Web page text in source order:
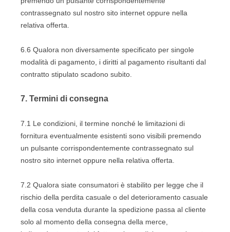
contrassegnato sul nostro sito internet oppure nella
relativa offerta.
6.6 Qualora non diversamente specificato per singole
modalità di pagamento, i diritti al pagamento risultanti dal
contratto stipulato scadono subito.
7. Termini di consegna
7.1 Le condizioni, il termine nonché le limitazioni di
fornitura eventualmente esistenti sono visibili premendo
un pulsante corrispondentemente contrassegnato sul
nostro sito internet oppure nella relativa offerta.
7.2 Qualora siate consumatori è stabilito per legge che il
rischio della perdita casuale o del deterioramento casuale
della cosa venduta durante la spedizione passa al cliente
solo al momento della consegna della merce,